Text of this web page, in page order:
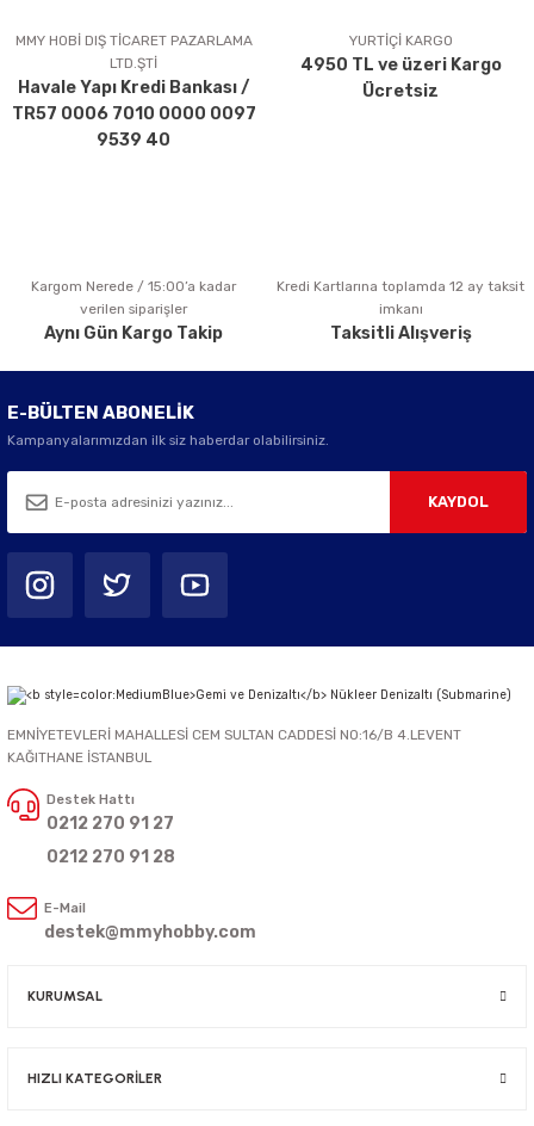
Ürün açıklamasında eksik bilgiler bulunuyor.
Ürün bilgilerinde hatalar bulunuyor.
Ürün fiyatı diğer sitelerden daha pahalı.
Bu ürüne benzer farklı alternatifler olmalı.
Gönder
MMY HOBİ DIŞ TİCARET PAZARLAMA
LTD.ŞTİ
Havale Yapı Kredi Bankası /
TR57 0006 7010 0000 0097
9539 40
YURTİÇİ KARGO
4950 TL ve üzeri Kargo
Ücretsiz
Kargom Nerede / 15:00’a kadar
verilen siparişler
Aynı Gün Kargo Takip
Kredi Kartlarına toplamda 12 ay taksit
imkanı
Taksitli Alışveriş
E-BÜLTEN ABONELİK
Kampanyalarımızdan ilk siz haberdar olabilirsiniz.
KAYDOL
EMNİYETEVLERİ MAHALLESİ CEM SULTAN CADDESİ NO:16/B 4.LEVENT
KAĞITHANE İSTANBUL
Destek Hattı
0212 270 91 27
0212 270 91 28
E-Mail
destek@mmyhobby.com
KURUMSAL
HIZLI KATEGORİLER